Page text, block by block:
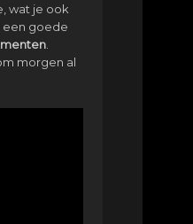
wat je ook
een goede
morgen al